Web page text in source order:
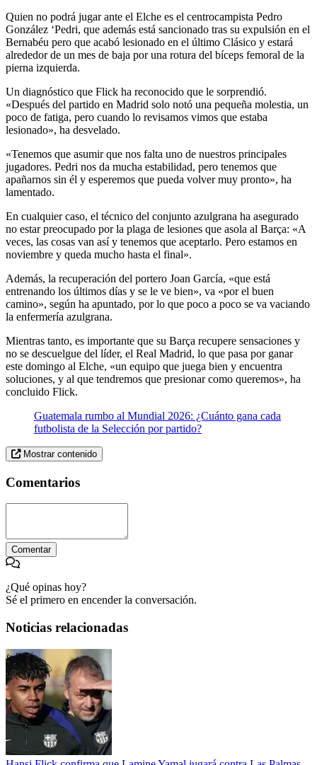
Quien no podrá jugar ante el Elche es el centrocampista Pedro
González ‘Pedri, que además está sancionado tras su expulsión en el
Bernabéu pero que acabó lesionado en el último Clásico y estará
alrededor de un mes de baja por una rotura del bíceps femoral de la
pierna izquierda.
Un diagnóstico que Flick ha reconocido que le sorprendió.
«Después del partido en Madrid solo notó una pequeña molestia, un
poco de fatiga, pero cuando lo revisamos vimos que estaba
lesionado», ha desvelado.
«Tenemos que asumir que nos falta uno de nuestros principales
jugadores. Pedri nos da mucha estabilidad, pero tenemos que
apañarnos sin él y esperemos que pueda volver muy pronto», ha
lamentado.
En cualquier caso, el técnico del conjunto azulgrana ha asegurado
no estar preocupado por la plaga de lesiones que asola al Barça: «A
veces, las cosas van así y tenemos que aceptarlo. Pero estamos en
noviembre y queda mucho hasta el final».
Además, la recuperación del portero Joan García, «que está
entrenando los últimos días y se le ve bien», va «por el buen
camino», según ha apuntado, por lo que poco a poco se va vaciando
la enfermería azulgrana.
Mientras tanto, es importante que su Barça recupere sensaciones y
no se descuelgue del líder, el Real Madrid, lo que pasa por ganar
este domingo al Elche, «un equipo que juega bien y encuentra
soluciones, y al que tendremos que presionar como queremos», ha
concluido Flick.
Guatemala rumbo al Mundial 2026: ¿Cuánto gana cada
futbolista de la Selección por partido?
Mostrar contenido
Comentarios
Comentar
¿Qué opinas hoy?
Sé el primero en encender la conversación.
Noticias relacionadas